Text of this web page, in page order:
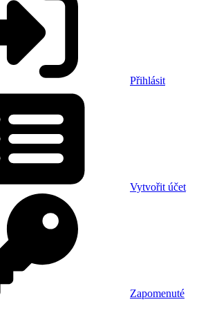
Přihlásit
Vytvořit účet
Zapomenuté